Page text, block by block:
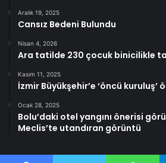
Aralık 19, 2025
Cansız Bedeni Bulundu
Nisan 4, 2026
Ara tatilde 230 çocuk binicilikle
Kasım 11, 2025
İzmir Büyükşehir’e ‘öncü kuruluş’
Ocak 28, 2025
Bolu’daki otel yangını önerisi
Meclis’te utandıran görüntü